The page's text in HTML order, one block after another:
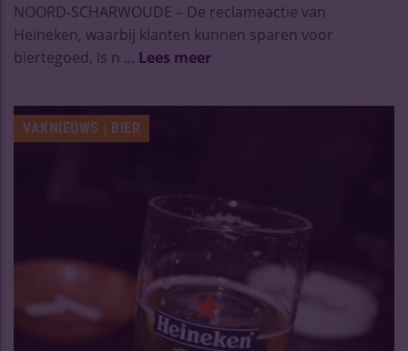
NOORD-SCHARWOUDE – De reclameactie van
Heineken, waarbij klanten kunnen sparen voor
biertegoed, is n ... Lees meer
VAKNIEUWS | BIER